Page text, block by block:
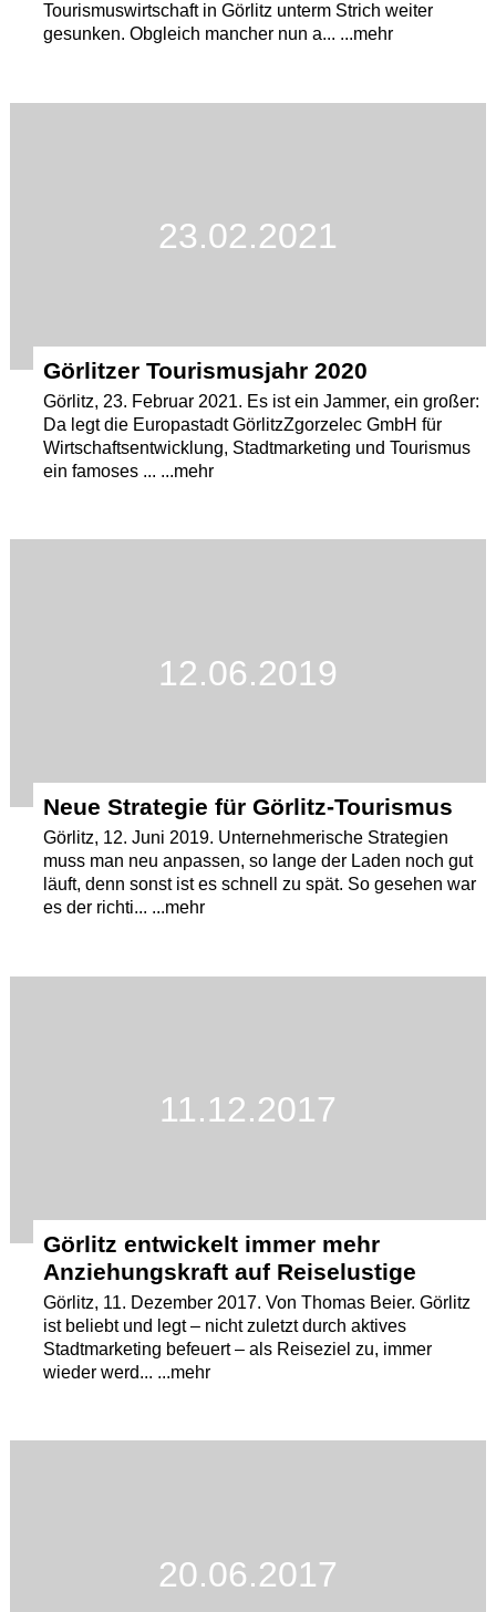
Tourismuswirtschaft in Görlitz unterm Strich weiter
gesunken. Obgleich mancher nun a... ...mehr
23.02.2021
Görlitzer Tourismusjahr 2020
Görlitz, 23. Februar 2021. Es ist ein Jammer, ein großer:
Da legt die Europastadt GörlitzZgorzelec GmbH für
Wirtschaftsentwicklung, Stadtmarketing und Tourismus
ein famoses ... ...mehr
12.06.2019
Neue Strategie für Görlitz-Tourismus
Görlitz, 12. Juni 2019. Unternehmerische Strategien
muss man neu anpassen, so lange der Laden noch gut
läuft, denn sonst ist es schnell zu spät. So gesehen war
es der richti... ...mehr
11.12.2017
Görlitz entwickelt immer mehr
Anziehungskraft auf Reiselustige
Görlitz, 11. Dezember 2017. Von Thomas Beier. Görlitz
ist beliebt und legt – nicht zuletzt durch aktives
Stadtmarketing befeuert – als Reiseziel zu, immer
wieder werd... ...mehr
20.06.2017